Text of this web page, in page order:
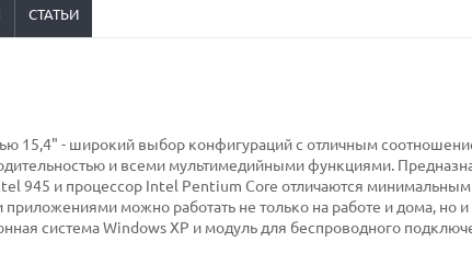
СТАТЬИ
15,4" - широкий выбор конфигураций с отличным
и всеми мультимедийными функциями.
945 и процессор Intel Pentium Core отличаются минимальным
можно работать не только на работе и дома, но
система Windows XP и модуль для беспроводного